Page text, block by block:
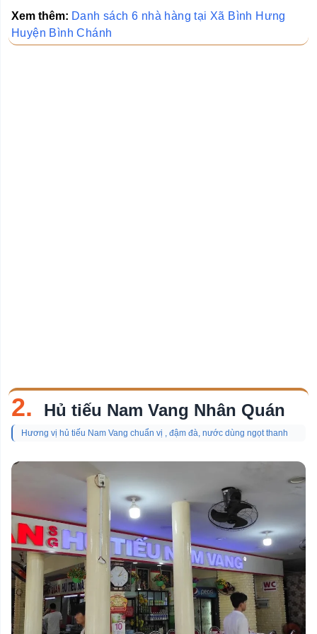
Quán Ăn Sáng
Xem thêm: Danh sách 6 nhà hàng tại Xã Bình Hưng
Huyện Bình Chánh
2. Hủ tiếu Nam Vang Nhân Quán
Hương vị hủ tiếu Nam Vang chuẩn vị , đậm đà, nước dùng ngọt thanh